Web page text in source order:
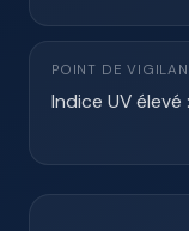
POINT DE
Indice UV élevé